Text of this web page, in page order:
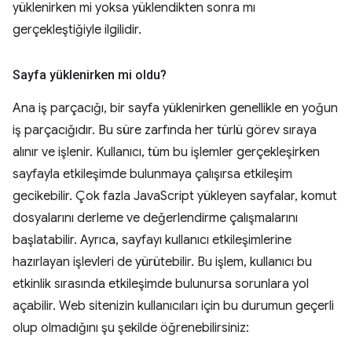
yüklenirken mi yoksa yüklendikten sonra mı
gerçekleştiğiyle ilgilidir.
Sayfa yüklenirken mi oldu?
Ana iş parçacığı, bir sayfa yüklenirken genellikle en yoğun
iş parçacığıdır. Bu süre zarfında her türlü görev sıraya
alınır ve işlenir. Kullanıcı, tüm bu işlemler gerçekleşirken
sayfayla etkileşimde bulunmaya çalışırsa etkileşim
gecikebilir. Çok fazla JavaScript yükleyen sayfalar, komut
dosyalarını derleme ve değerlendirme çalışmalarını
başlatabilir. Ayrıca, sayfayı kullanıcı etkileşimlerine
hazırlayan işlevleri de yürütebilir. Bu işlem, kullanıcı bu
etkinlik sırasında etkileşimde bulunursa sorunlara yol
açabilir. Web sitenizin kullanıcıları için bu durumun geçerli
olup olmadığını şu şekilde öğrenebilirsiniz: